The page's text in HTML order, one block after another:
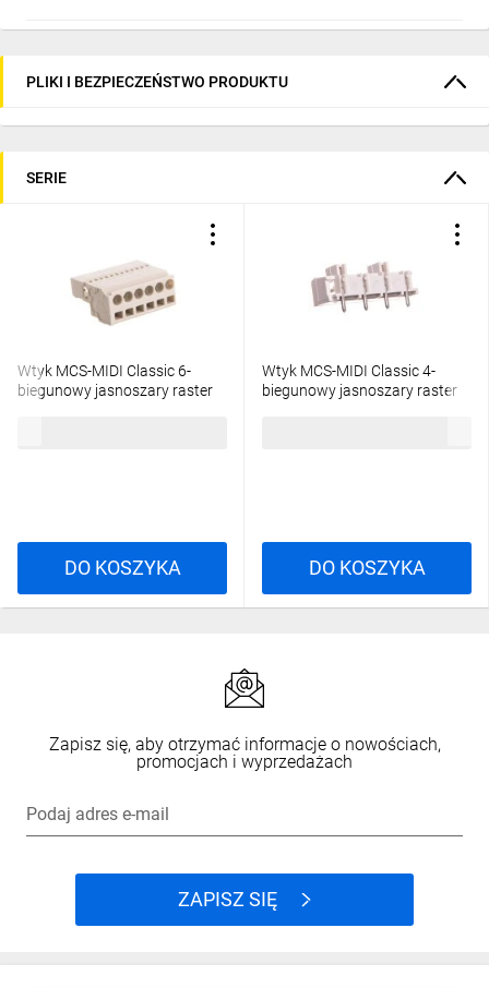
PLIKI I BEZPIECZEŃSTWO PRODUKTU
SERIE
Wtyk MCS-MIDI Classic 6-
biegunowy jasnoszary raster
DO KOSZYKA
Wtyk MCS-MIDI Classic 4-
biegunowy jasnoszary raster
DO KOSZYKA
Zapisz się, aby otrzymać informacje o nowościach,
promocjach i wyprzedażach
Podaj adres e-mail
ZAPISZ SIĘ